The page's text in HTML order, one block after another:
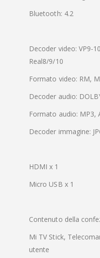
Bluetooth: 4.2
Decoder video: VP9-
Real8/9/10
Formato video: RM,
Decoder audio:
Formato audio: MP3,
Decoder immagine:
HDMI x 1
Micro USB x 1
Contenuto della
Mi TV Stick,
utente